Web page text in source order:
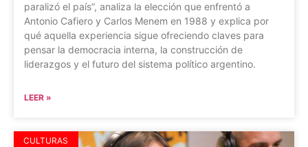
paralizó el país”, analiza la elección que enfrentó a
Antonio Cafiero y Carlos Menem en 1988 y explica por
qué aquella experiencia sigue ofreciendo claves para
pensar la democracia interna, la construcción de
liderazgos y el futuro del sistema político argentino.
LEER »
CULTURAS